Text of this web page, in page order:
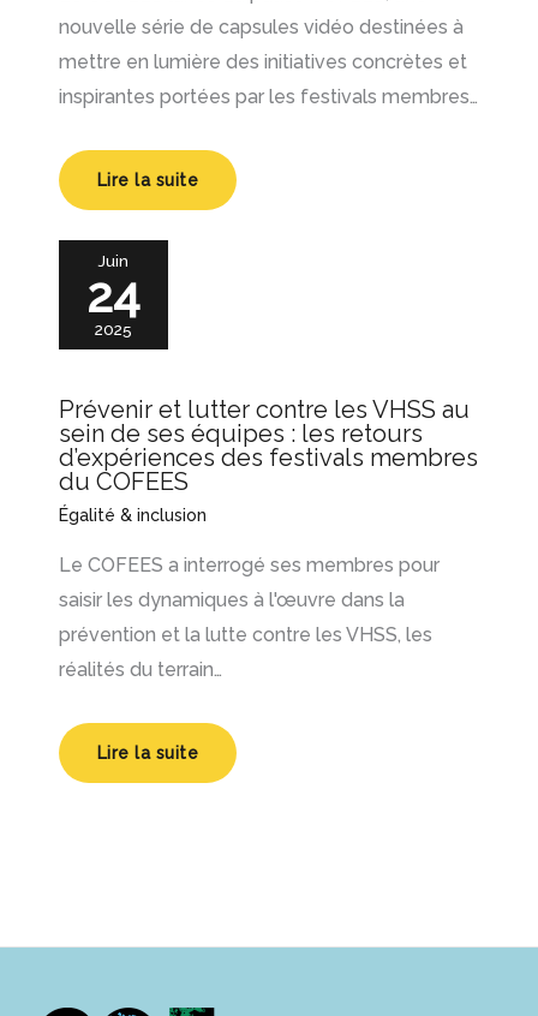
nouvelle série de capsules vidéo destinées à
mettre en lumière des initiatives concrètes et
inspirantes portées par les festivals membres…
Lire la suite
Juin
24
2025
Prévenir et lutter contre les VHSS au
sein de ses équipes : les retours
d’expériences des festivals membres
du COFEES
Égalité & inclusion
Le COFEES a interrogé ses membres pour
saisir les dynamiques à l'œuvre dans la
prévention et la lutte contre les VHSS, les
réalités du terrain…
Lire la suite